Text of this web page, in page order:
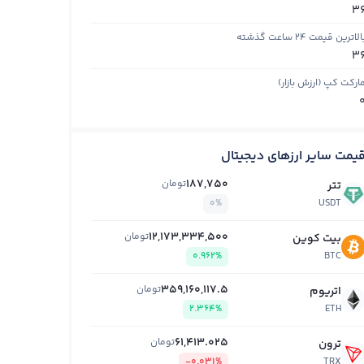
قیمت ۲۴ ساعت گذشته
مارکت کپ (ارزش بازار)
0
قیمت سایر ارزهای دیجیتال
تتر
USDT
187,750تومان
0%
بیت کوین
BTC
12,173,334,500تومان
0.962%
اتریوم
ETH
359,160,117.5تومان
2.364%
ترون 61,413.025تومان